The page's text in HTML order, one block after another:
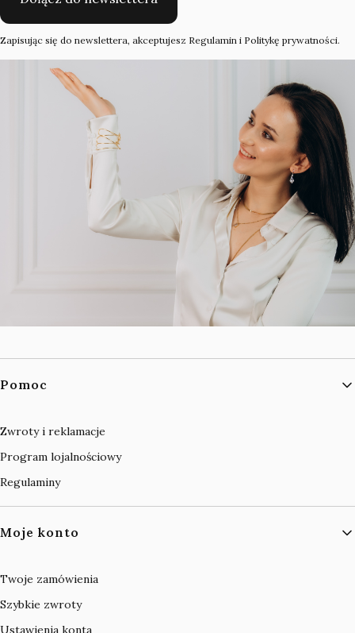
Zapisując się do newslettera, akceptujesz Regulamin i Politykę prywatności.
Linki w stopce
Pomoc
Zwroty i reklamacje
Program lojalnościowy
Regulaminy
Moje konto
Twoje zamówienia
Szybkie zwroty
Ustawienia konta